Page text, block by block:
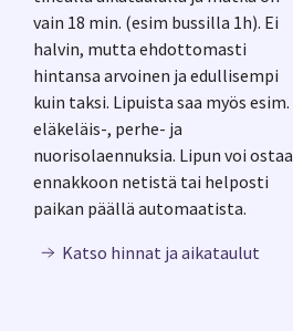
vain 18 min. (esim bussilla 1h). Ei
halvin, mutta ehdottomasti
hintansa arvoinen ja edullisempi
kuin taksi. Lipuista saa myös esim.
eläkeläis-, perhe- ja
nuorisolaennuksia. Lipun voi ostaa
ennakkoon netistä tai helposti
paikan päällä automaatista.
Katso hinnat ja aikataulut